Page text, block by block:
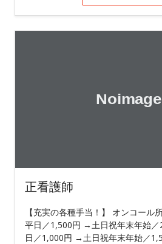
正看護師
【充実の各種手当！】 オンコール
平日／1,500円 →土日祝年末年始
日／1,000円 →土日祝年末年始／